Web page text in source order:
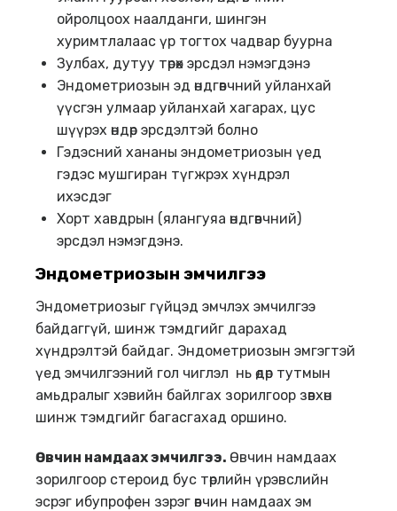
ойролцоох наалданги, шингэн
хуримтлалаас үр тогтох чадвар буурна
Зулбах, дутуу төрөх эрсдэл нэмэгдэнэ
Эндометриозын эд өндгөвчний уйланхай
үүсгэн улмаар уйланхай хагарах, цус
шүүрэх өндөр эрсдэлтэй болно
Гэдэсний хананы эндометриозын үед
гэдэс мушгиран түгжрэх хүндрэл
ихэсдэг
Хорт хавдрын (ялангуяа өндгөвчний)
эрсдэл нэмэгдэнэ.
Эндометриозын эмчилгээ
Эндометриозыг гүйцэд эмчлэх эмчилгээ
байдаггүй, шинж тэмдгийг дарахад
хүндрэлтэй байдаг. Эндометриозын эмгэгтэй
үед эмчилгээний гол чиглэл нь өдөр тутмын
амьдралыг хэвийн байлгах зорилгоор зөвхөн
шинж тэмдгийг багасгахад оршино.
Өвчин намдаах эмчилгээ. Өвчин намдаах
зорилгоор стероид бус төрлийн үрэвслийн
эсрэг ибупрофен зэрэг өвчин намдаах эм